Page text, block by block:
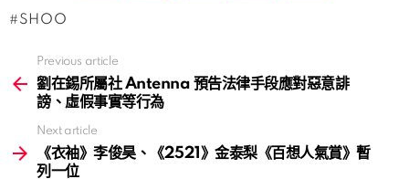
SHOO
more
Previous article
劉在錫所屬社 Antenna 預告法律手段應對惡意誹
謗、虛假事實等行為
Next article
《衣袖》李俊昊、《2521》金泰梨《百想人氣賞》暫
列一位